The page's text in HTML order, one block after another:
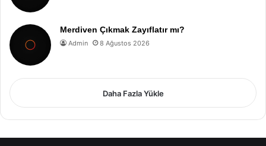
Merdiven Çıkmak Zayıflatır mı?
Admin 8 Ağustos 2026
Daha Fazla Yükle